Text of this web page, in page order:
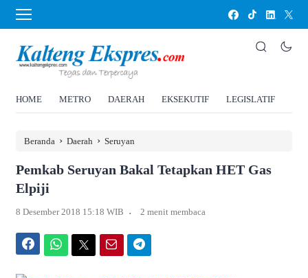
HOME METRO DAERAH EKSEKUTIF LEGISLATIF
Beranda › Daerah › Seruyan
Pemkab Seruyan Bakal Tetapkan HET Gas
Elpiji
8 Desember 2018 15:18 WIB . 2 menit membaca